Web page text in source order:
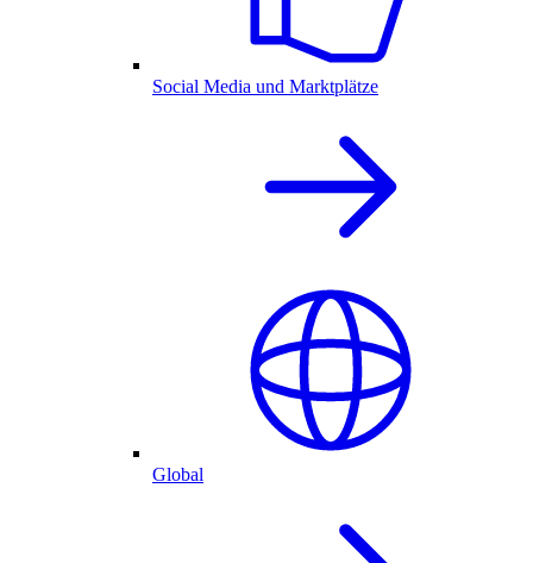
Social Media und Marktplätze
Global